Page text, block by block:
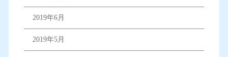
2019年6月
2019年5月